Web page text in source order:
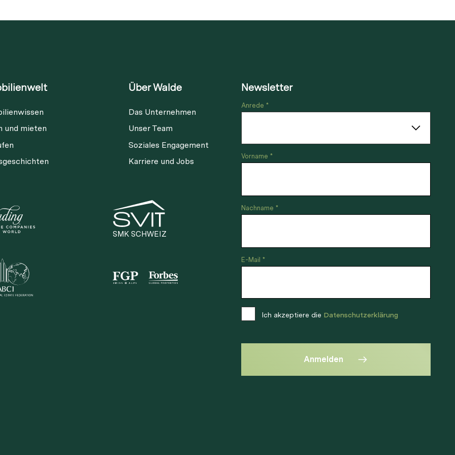
und mieten
Über Walde
Das Unternehmen
Unser Team
Soziales Engagement
Karriere und Jobs
SMK SCHWEIZ
Newsletter
Anrede *
Vorname *
Nachname *
E-Mail *
Ich akzeptiere die Datenschutzerklärung
Anmelden
Immobilie ist nicht mehr
Link kopieren